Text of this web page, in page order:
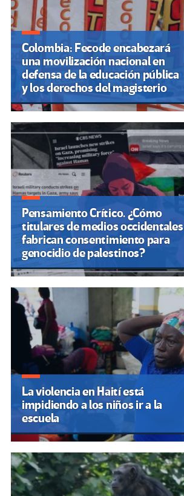
Colombia: Fecode encabezará
una movilización nacional en
defensa de la educación pública
y los derechos del magisterio
Pensamiento Crítico. ¿Cómo
titulares de medios occidentales
fabrican consentimiento para
genocidio de palestinos?
La violencia en Haití está
impidiendo a los niños ir a la
escuela